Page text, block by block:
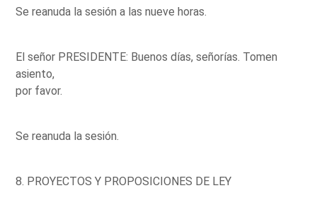
Se reanuda la sesión a las nueve horas.
El señor PRESIDENTE: Buenos días, señorías. Tomen
asiento,
por favor.
Se reanuda la sesión.
8. PROYECTOS Y PROPOSICIONES DE LEY